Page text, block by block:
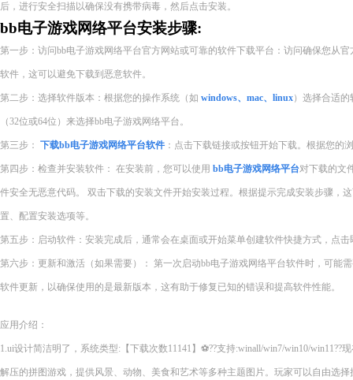
后，进行安全扫描以确保没有携带病毒，然后点击安装。
bb电子游戏网络平台安装步骤:
第一步：访问bb电子游戏网络平台官方网站或可靠的软件下载平台：访问确保您从
软件，这可以避免下载到恶意软件。
第二步：选择软件版本：根据您的操作系统（如 windows、mac、linux）选择合适
（32位或64位）来选择bb电子游戏网络平台。
第三步： 下载bb电子游戏网络平台软件 ：点击下载链接或按钮开始下载。根据您的
第四步：检查并安装软件： 在安装前，您可以使用 bb电子游戏网络平台对下载的文
件安全无恶意代码。 双击下载的安装文件开始安装过程。根据提示完成安装步骤，
置、配置安装选项等。
第五步：启动软件：安装完成后，通常会在桌面或开始菜单创建软件快捷方式，点
第六步：更新和激活（如果需要）： 第一次启动bb电子游戏网络平台软件时，可能
软件更新，以确保使用的是最新版本，这有助于修复已知的错误和提高软件性能。
应用介绍：
1.ui设计简洁明了，系统类型:【下载次数11141】⚽??支持:winall/win7/win10/win11??
解压的拼图游戏，提供风景、动物、美食和艺术等多种主题图片。玩家可以自由选